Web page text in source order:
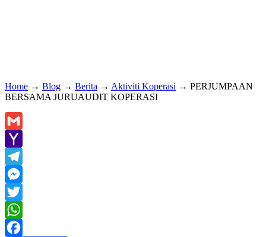
Home → Blog → Berita → Aktiviti Koperasi → PERJUMPAAN
BERSAMA JURUAUDIT KOPERASI
Gmail
Yahoo
Mail
Telegram
Messenger
Twitter
WhatsApp